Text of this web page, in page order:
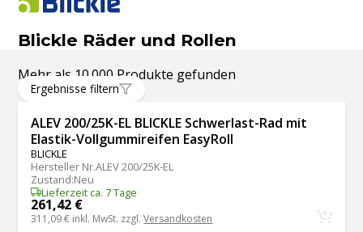
Blickle Räder und Rollen
Mehr als 10.000 Produkte gefunden
Ergebnisse filtern
ALEV 200/25K-EL BLICKLE Schwerlast-Rad mit
Elastik-Vollgummireifen EasyRoll
BLICKLE
Hersteller Nr.ALEV 200/25K-EL
Zustand:Neu
Lieferzeit ca. 7 Tage
261,42 €
311,09 € inkl. MwSt. zzgl.Versandkosten